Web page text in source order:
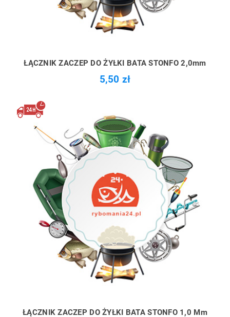
ŁĄCZNIK ZACZEP DO ŻYŁKI BATA STONFO 2,0mm
5,50 zł
ŁĄCZNIK ZACZEP DO ŻYŁKI BATA STONFO 1,0 Mm